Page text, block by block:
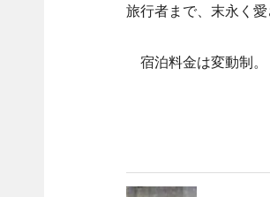
旅行者まで、末永く
宿泊料金は変動制。